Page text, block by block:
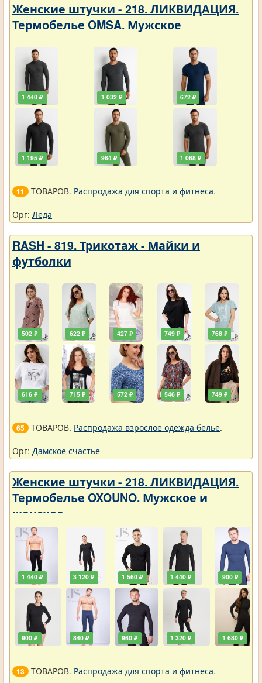
Женские штучки - 218. ЛИКВИДАЦИЯ.
Термобелье OMSA. Мужское
1 440 ₽
1 195 ₽
1 032 ₽
984 ₽
672 ₽
1 068 ₽
11 ТОВАРОВ. Распродажа для спорта и фитнеса.
Орг: Леда
RASH - 819. Трикотаж - Майки и
футболки
502 ₽
616 ₽
622 ₽
715 ₽
427 ₽
572 ₽
749 ₽
546 ₽
768 ₽
749 ₽
65 ТОВАРОВ. Распродажа взрослое одежда белье.
Орг: Дамское счастье
Женские штучки - 218. ЛИКВИДАЦИЯ.
Термобелье OXOUNO. Мужское и
женское
1 440 ₽
900 ₽
3 120 ₽
840 ₽
1 560 ₽
960 ₽
1 440 ₽
1 320 ₽
900 ₽
1 680 ₽
13 ТОВАРОВ. Распродажа для спорта и фитнеса.